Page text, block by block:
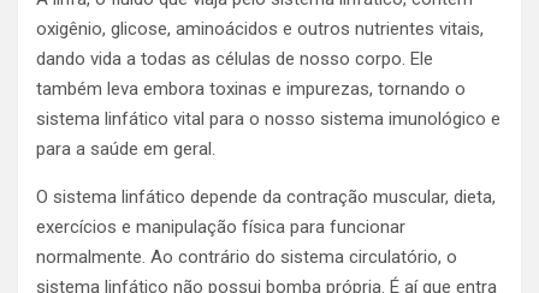
oxigênio, glicose, aminoácidos e outros nutrientes vitais,
dando vida a todas as células de nosso corpo. Ele
também leva embora toxinas e impurezas, tornando o
sistema linfático vital para o nosso sistema imunológico e
para a saúde em geral.
O sistema linfático depende da contração muscular, dieta,
exercícios e manipulação física para funcionar
normalmente. Ao contrário do sistema circulatório, o
sistema linfático não possui bomba própria. É aí que entra